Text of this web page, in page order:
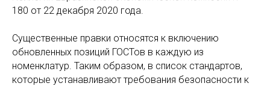
180 от 22 декабря 2020 года.
Существенные правки относятся к включению
обновленных позиций ГОСТов в каждую из
номенклатур. Таким образом, в список стандартов,
которые устанавливают требования безопасности к